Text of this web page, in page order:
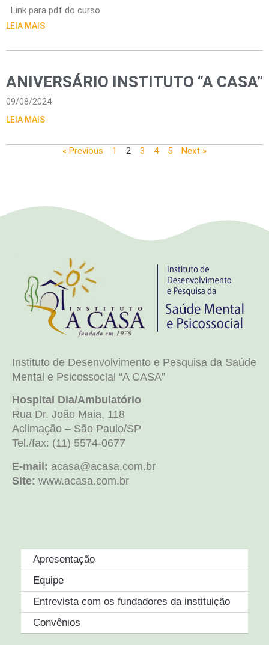
Link para pdf do curso
LEIA MAIS
ANIVERSÁRIO INSTITUTO “A CASA”
09/08/2024
LEIA MAIS
« Previous 1 2 3 4 5 Next »
Instituto de Desenvolvimento e Pesquisa da Saúde
Mental e Psicossocial “A CASA”
Hospital Dia/Ambulatório
Rua Dr. João Maia, 118
Aclimação – São Paulo/SP
Tel./fax: (11) 5574-0677
E-mail: acasa@acasa.com.br
Site: www.acasa.com.br
Apresentação
Equipe
Entrevista com os fundadores da instituição
Convênios